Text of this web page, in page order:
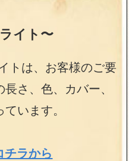
イト〜
トは、お客様のご要
さ、色、カバー、
います。
ラから